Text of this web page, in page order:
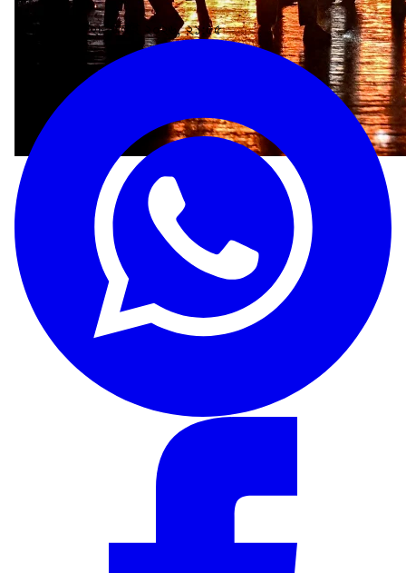
শেষ আপডেট: ২৮ জুলাই ২০২৬, ২১:৫৫